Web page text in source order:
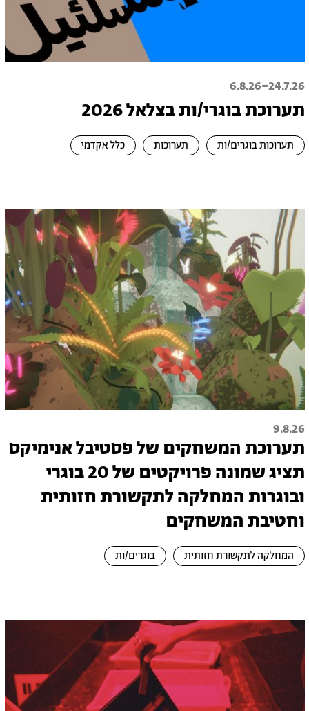
24.7.26
-
6.8.26
תערוכת בוגרי/ות בצלאל 2026
תערוכות בוגרים/ות תערוכות כלל אקדמי
9.8.26
תערוכת המשחקים של פסטיבל אנימיקס
תציג שמונה פרויקטים של 20 בוגרי
ובוגרות המחלקה לתקשורת חזותית
וחטיבת המשחקים
המחלקה לתקשורת חזותית בוגרים/ות